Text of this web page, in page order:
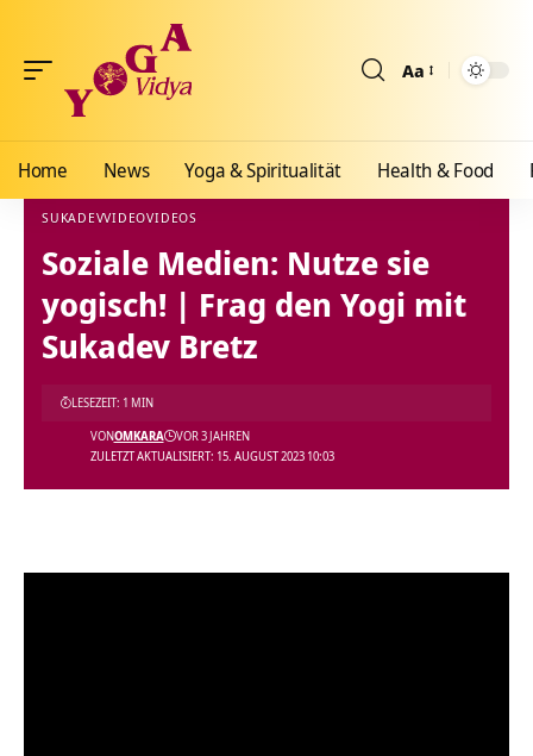
Aa
Home News Yoga & Spiritualität Health & Food
Yoga Vidya Blog - Yoga, Meditation und Ayurveda >Blog> Videos>
SUKADEVVIDEOVIDEOS
Soziale Medien: Nutze sie
yogisch! | Frag den Yogi mit
Sukadev Bretz
ZULETZT AKTUALISIERT: 15. AUGUST 2023 10:03
VONOMKARA VOR 3 JAHREN
LESEZEIT: 1 MIN